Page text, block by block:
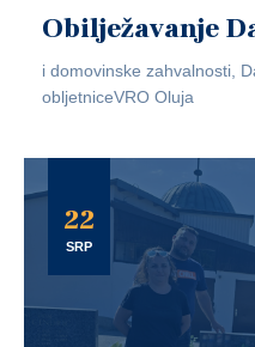
Obilježavanje
i domovinske zahvalnosti,
obljetniceVRO Oluja
22
SRP